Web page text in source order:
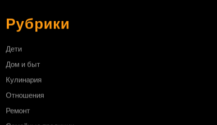
Рубрики
Дети
Дом и быт
Кулинария
Отношения
Ремонт